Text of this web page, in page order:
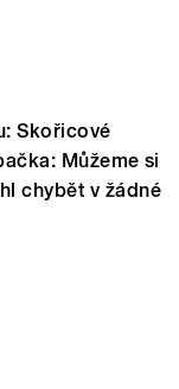
Skořicové
Můžeme si
chybět v žádné